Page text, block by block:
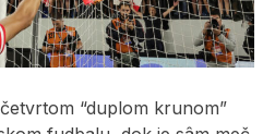
“duplom krunom”